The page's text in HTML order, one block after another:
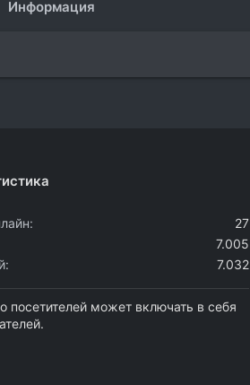
Информация
27
7.005
7.032
посетителей может включать в себя